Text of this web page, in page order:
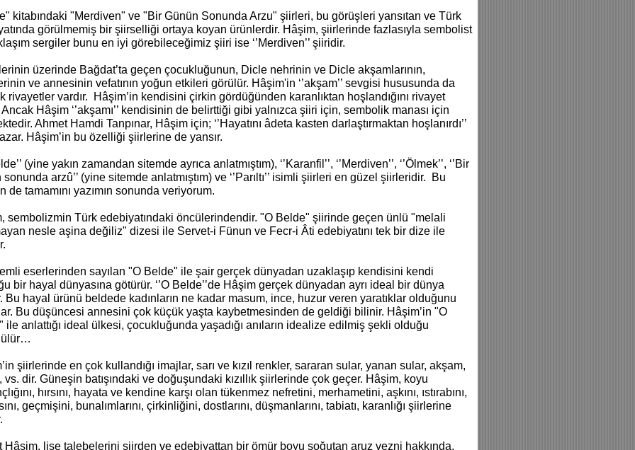
kitabındaki "Merdiven" ve "Bir Günün Sonunda Arzu" şiirleri, bu görüşleri yansıtan ve Türk
görülmemiş bir şiirselliği ortaya koyan ürünlerdir. Hâşim, şiirlerinde fazlasıyla sembolist
sergiler bunu en iyi görebileceğimiz şiiri ise ‘’Merdiven’’ şiiridir.
üzerinde Bağdat’ta geçen çocukluğunun, Dicle nehrinin ve Dicle akşamlarının,
ve annesinin vefatının yoğun etkileri görülür. Hâşim'in ‘’akşam’’ sevgisi hususunda da
rivayetler vardır. Hâşim’in kendisini çirkin gördüğünden karanlıktan hoşlandığını rivayet
Hâşim ‘’akşamı’’ kendisinin de belirttiği gibi yalnızca şiiri için, sembolik manası için
Ahmet Hamdi Tanpınar, Hâşim için; ‘’Hayatını âdeta kasten darlaştırmaktan hoşlanırdı’’
Hâşim’in bu özelliği şiirlerine de yansır.
(yine yakın zamandan sitemde ayrıca anlatmıştım), ‘’Karanfil’’, ‘’Merdiven’’, ‘’Ölmek’’, ‘’Bir
arzû’’ (yine sitemde anlatmıştım) ve ‘’Parıltı’’ isimli şiirleri en güzel şiirleridir. Bu
de tamamını yazımın sonunda veriyorum.
sembolizmin Türk edebiyatındaki öncülerindendir. "O Belde" şiirinde geçen ünlü "melali
nesle aşina değiliz" dizesi ile Servet-i Fünun ve Fecr-i Âti edebiyatını tek bir dize ile
eserlerinden sayılan "O Belde" ile şair gerçek dünyadan uzaklaşıp kendisini kendi
bir hayal dünyasına götürür. ‘’O Belde’’de Hâşim gerçek dünyadan ayrı ideal bir dünya
Bu hayal ürünü beldede kadınların ne kadar masum, ince, huzur veren yaratıklar olduğunu
Bu düşüncesi annesini çok küçük yaşta kaybetmesinden de geldiği bilinir. Hâşim’in "O
ile anlattığı ideal ülkesi, çocukluğunda yaşadığı anıların idealize edilmiş şekli olduğu
şiirlerinde en çok kullandığı imajlar, sarı ve kızıl renkler, sararan sular, yanan sular, akşam,
vs. dir. Güneşin batışındaki ve doğuşundaki kızıllık şiirlerinde çok geçer. Hâşim, koyu
hırsını, hayata ve kendine karşı olan tükenmez nefretini, merhametini, aşkını, ıstırabını,
geçmişini, bunalımlarını, çirkinliğini, dostlarını, düşmanlarını, tabiatı, karanlığı şiirlerine
Hâşim, lise talebelerini şiirden ve edebiyattan bir ömür boyu soğutan aruz vezni hakkında,